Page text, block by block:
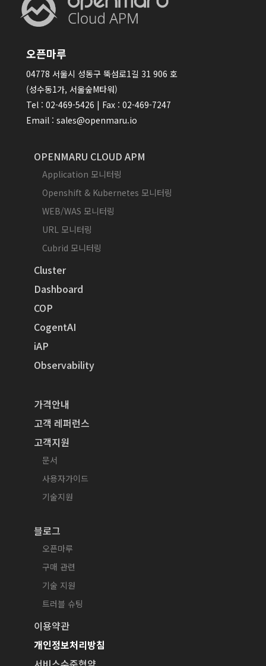
오픈마루
04778 서울시 성동구 뚝섬로1길 31 906 호
(성수동1가, 서울숲M타워)
Tel : 02-469-5426 | Fax : 02-469-7247
Email : sales@openmaru.io
OPENMARU CLOUD APM
Application 모니터링
Openshift & Kubernetes 모니터링
WEB/WAS 모니터링
URL 모니터링
Cubrid 모니터링
Cluster
Dashboard
COP
CogentAI
iAP
Observability
가격안내
고객 레퍼런스
고객지원
문서
사용자가이드
기술지원
블로그
오픈마루
구매 관련
기술 지원
트러블 슈팅
이용약관
개인정보처리방침